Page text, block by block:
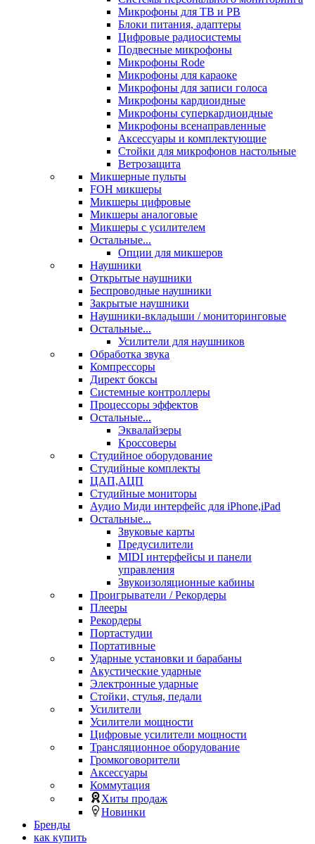
Микрофоны для ТВ и РВ
Блоки питания, адаптеры
Цифровые радиосистемы
Подвесные микрофоны
Микрофоны Rode
Микрофоны для караоке
Микрофоны для записи голоса
Микрофоны кардиоидные
Микрофоны суперкардиоидные
Микрофоны всенаправленные
Аксессуары и комплектующие
Стойки для микрофонов настольные
Ветрозащита
Микшерные пульты
FOH микшеры
Микшеры цифровые
Микшеры аналоговые
Микшеры с усилителем
Остальные...
Опции для микшеров
Наушники
Открытые наушники
Беспроводные наушники
Закрытые наушники
Наушники-вкладыши / мониторинговые
Остальные...
Усилители для наушников
Обработка звука
Компрессоры
Директ боксы
Системные контроллеры
Процессоры эффектов
Остальные...
Эквалайзеры
Кроссоверы
Студийное оборудование
Студийные комплекты
ЦАП,АЦП
Студийные мониторы
Аудио Миди интерфейс для iPhone,iPad
Остальные...
Звуковые карты
Предусилители
MIDI интерфейсы и панели
управления
Звукоизоляционные кабины
Проигрыватели / Рекордеры
Плееры
Рекордеры
Портастудии
Портативные
Ударные установки и барабаны
Акустические ударные
Электронные ударные
Стойки, стулья, педали
Усилители
Усилители мощности
Цифровые усилители мощности
Трансляционное оборудование
Громкоговорители
Аксессуары
Коммутация
Хиты продаж
Новинки
Бренды
как купить